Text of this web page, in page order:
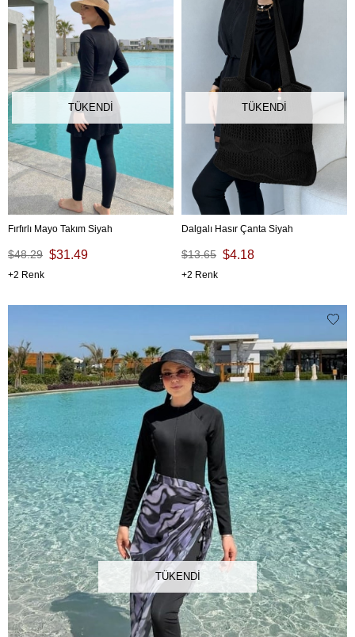
TÜKENDI
Fırfırlı Mayo Takım Siyah
$31.49
$48.29
2
TÜKENDI
Dalgalı Hasır Çanta Siyah
$4.18
$13.65
2
TÜKENDI